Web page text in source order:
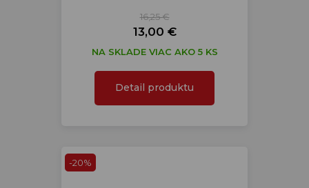
16,25 €
13,00 €
NA SKLADE VIAC AKO 5 KS
Detail produktu
-20%